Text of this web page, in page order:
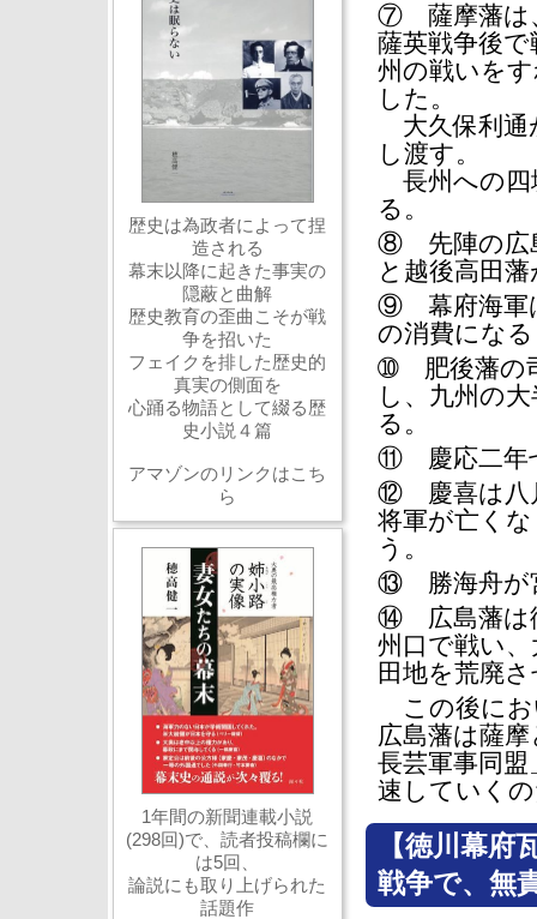
⑦ 薩摩藩は
薩英戦争後
州の戦いを
した。
大久保利通
し渡す。
長州への四
る。
⑧ 先陣の広
と越後高田
⑨ 幕府海軍
の消費にな
➉ 肥後藩の
し、九州の
る。
⑪ 慶応二年
⑫ 慶喜は八
将軍が亡く
う。
⑬ 勝海舟が
⑭ 広島藩は
州口で戦い
田地を荒廃
この後にお
広島藩は薩
長芸軍事同
速して
【徳川幕
戦争で、無
歴史は為政者によって捏
造される
幕末以降に起きた事実の
隠蔽と曲解
歴史教育の歪曲こそが戦
争を招いた
フェイクを排した歴史的
真実の側面を
心踊る物語として綴る歴
史小説４篇
アマゾンのリンクはこち
ら
1年間の新聞連載小説
(298回)で、読者投稿欄に
は5回、
論説にも取り上げられた
話題作